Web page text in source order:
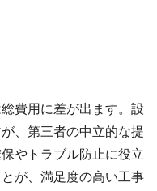
費用に差が出ます。設
、第三者の中立的な提
やトラブル防止に役立
が、満足度の高い工事